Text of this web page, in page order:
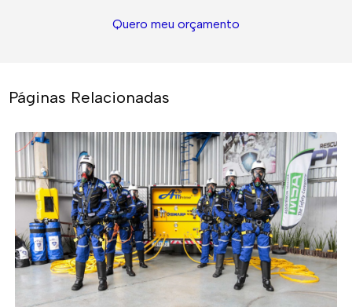
Quero meu orçamento
Páginas Relacionadas